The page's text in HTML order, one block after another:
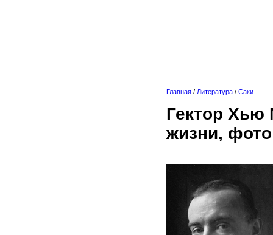
Главная / Литература / Саки
Гектор
жизни, фото